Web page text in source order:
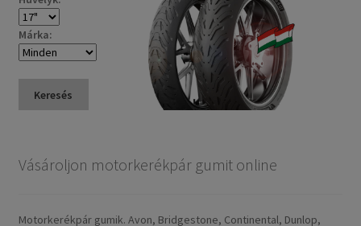
Márka:
Keresés
Vásároljon motorkerékpár gumit online
Motorkerékpár gumik. Avon, Bridgestone, Continental, Dunlop,